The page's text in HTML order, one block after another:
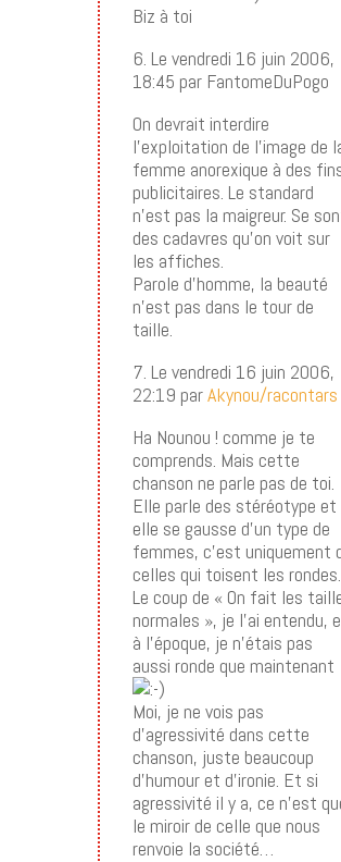
Biz à toi
6. Le vendredi 16 juin 2006,
18:45 par FantomeDuPogo
On devrait interdire
l’exploitation de l’image de
femme anorexique à des
publicitaires. Le standard
n’est pas la maigreur. Se
des cadavres qu’on voit sur
les affiches.
Parole d’homme, la beauté
n’est pas dans le tour de
taille.
7. Le vendredi 16 juin 2006,
22:19 parAkynou/racontars
Ha Nounou ! comme je te
comprends. Mais cette
chanson ne parle pas de toi.
Elle parle des stéréotype et
elle se gausse d’un type de
femmes, c’est uniquement
celles qui toisent les rondes.
Le coup de « On fait les
normales », je l’ai entendu,
à l’époque, je n’étais pas
aussi ronde que maintenant
Moi, je ne vois pas
d’agressivité dans cette
chanson, juste beaucoup
d’humour et d’ironie. Et si
agressivité il y a, ce n’est
le miroir de celle que nous
renvoie la société…